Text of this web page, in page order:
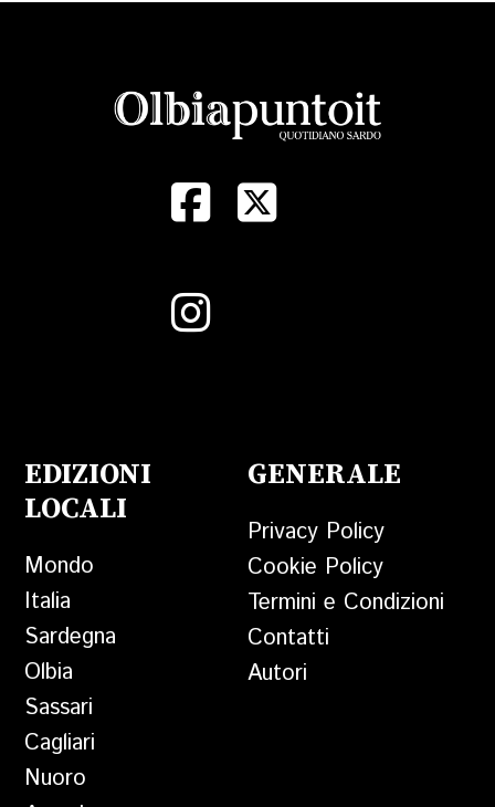
EDIZIONI
LOCALI
Mondo
Italia
Sardegna
Olbia
Sassari
Cagliari
Nuoro
GENERALE
Privacy Policy
Cookie Policy
Termini e Condizioni
Contatti
Autori